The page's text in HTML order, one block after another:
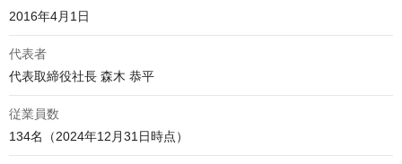
2016年4月1日
代表者
代表取締役社長 森木 恭平
従業員数
134名（2024年12月31日時点）